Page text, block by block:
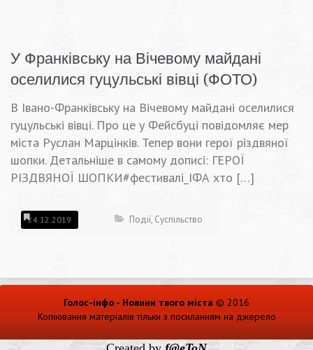
У Франківську на Вічевому майдані
оселилися гуцульські вівці (ФОТО)
В Івано-Франківську на Вічевому майдані оселилися
гуцульські вівці. Про це у Фейсбуці повідомляє мер
міста Руслан Марцінків. Тепер вони герої різдвяної
шопки. Детальніше в самому дописі: ГЕРОЇ
РІЗДВЯНОЇ ШОПКИ#фестивалі_ІФА хто […]
24.12.2019 Події, Суспільство
Голос-інфо - Новини твого міста © 2016
Копіювання матеріалів тільки з посиланням на джерело